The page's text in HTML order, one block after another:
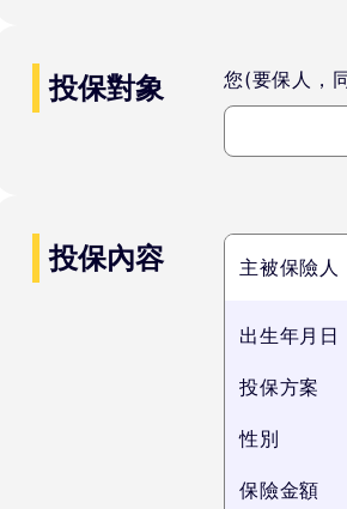
投保對象 您(要保人，
投保內容 主被保險人
出生年月日
投保方案
性別
保險金額